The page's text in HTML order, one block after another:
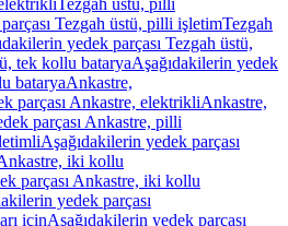
Tezgah üstü, pilli
Tezgah üstü, pilli işletimTezgah
yedek parçası Tezgah üstü,
tek kollu bataryaAşağıdakilerin yedek
bataryaAnkastre,
parçası Ankastre, elektrikliAnkastre,
parçası Ankastre, pilli
Aşağıdakilerin yedek parçası
iki kollu
parçası Ankastre, iki kollu
yedek parçası
içinAşağıdakilerin yedek parçası